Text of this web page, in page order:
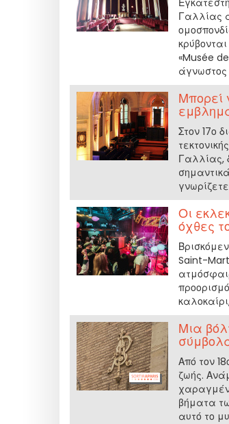
Γαλλίας
«Musée
άγνωστος
Μπορεί
Στον 17ο
Γαλλίας,
Οι
όχθες
Saint-
Μια
Από τον
ζωής.
βήματα
αυτό το